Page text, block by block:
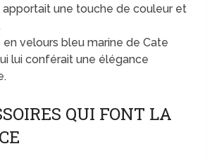
apportait une touche de couleur et
velours bleu marine de Cate
lui conférait une élégance
QUI FONT LA